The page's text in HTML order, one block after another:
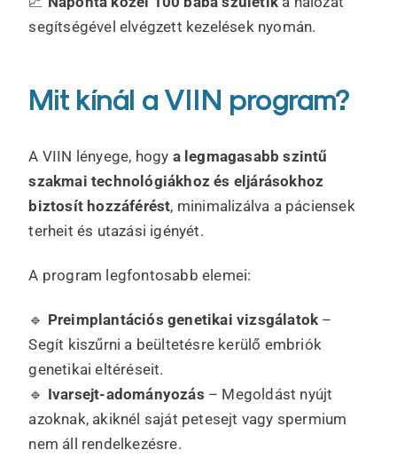
segítségével elvégzett kezelések nyomán.
Mit kínál a VIIN program?
A VIIN lényege, hogy a legmagasabb szintű
szakmai technológiákhoz és eljárásokhoz
biztosít hozzáférést, minimalizálva a páciensek
terheit és utazási igényét.
A program legfontosabb elemei:
🔹 Preimplantációs genetikai vizsgálatok –
Segít kiszűrni a beültetésre kerülő embriók
genetikai eltéréseit.
🔹 Ivarsejt-adományozás – Megoldást nyújt
azoknak, akiknél saját petesejt vagy spermium
nem áll rendelkezésre.